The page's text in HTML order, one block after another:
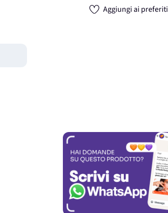
Aggiungi ai preferiti